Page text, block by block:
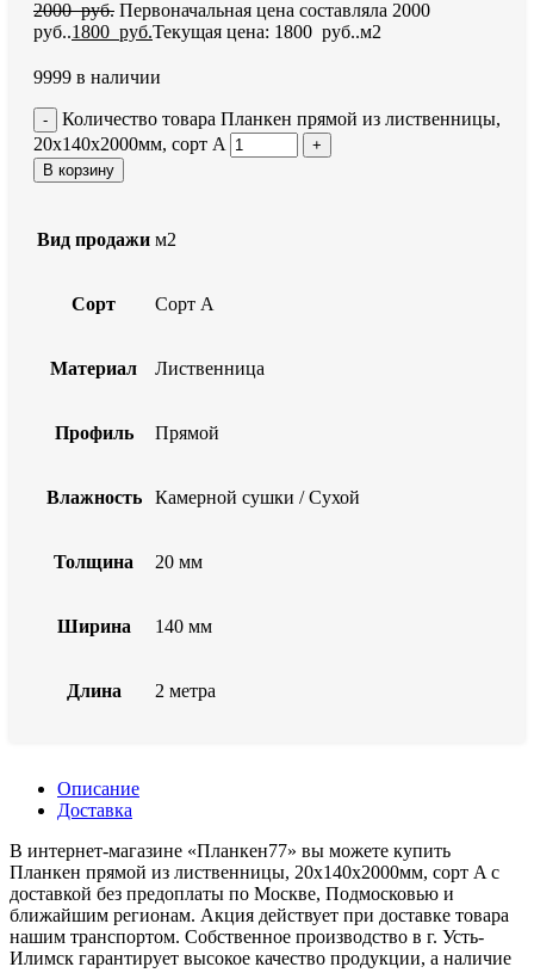
2000руб. Первоначальная цена составляла 2000
руб..1800 руб.Текущая цена: 1800 руб..м2
9999 в наличии
Количество товара Планкен прямой из лиственницы,
20x140x2000мм, сорт A
В корзину
Вид продажи м2
Сорт Сорт А
Материал Лиственница
Профиль Прямой
Влажность Камерной сушки / Сухой
Толщина 20 мм
Ширина 140 мм
Длина 2 метра
Описание
Доставка
В интернет-магазине «Планкен77» вы можете купить
Планкен прямой из лиственницы, 20x140x2000мм, сорт A с
доставкой без предоплаты по Москве, Подмосковью и
ближайшим регионам. Акция действует при доставке товара
нашим транспортом. Собственное производство в г. Усть-
Илимск гарантирует высокое качество продукции, а наличие